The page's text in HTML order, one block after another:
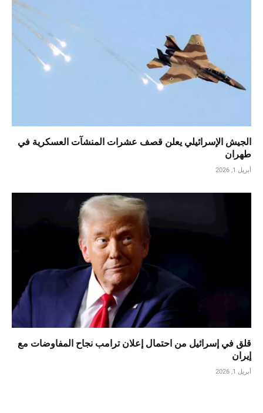
الجيش الإسرائيلي يعلن قصف عشرات المنشآت العسكرية في
طهران
أبريل 1, 2026
قلق في إسرائيل من احتمال إعلان ترامب نجاح المفاوضات مع
إيران
أبريل 1, 2026